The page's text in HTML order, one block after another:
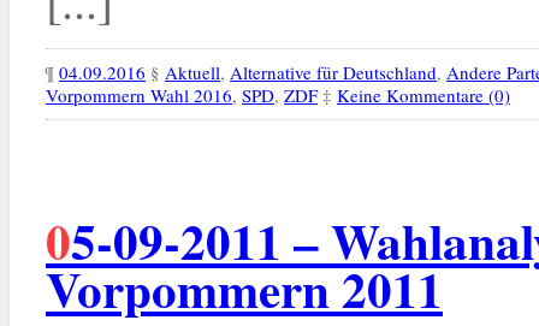
¶ 04.09.2016 § Aktuell, Alternative für Deutschland, Andere
Vorpommern Wahl 2016, SPD, ZDF‡ Keine Kommentare (0)
05-09-2011 – Wahlanalyse: Mecklenburg-
Vorpommern 2011